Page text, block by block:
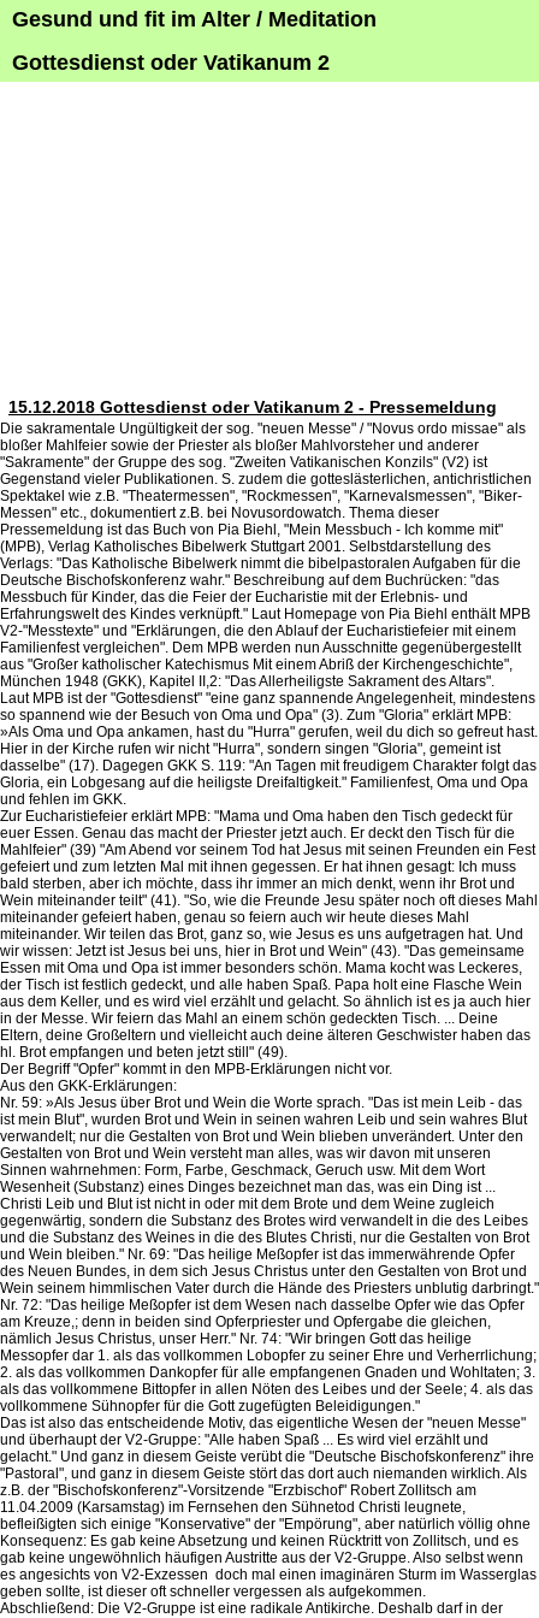
Gesund und fit im Alter / Meditation
Gottesdienst oder Vatikanum 2
15.12.2018 Gottesdienst oder Vatikanum 2 - Pressemeldung
Die sakramentale Ungültigkeit der sog. "neuen Messe" / "Novus ordo missae" als
bloßer Mahlfeier sowie der Priester als bloßer Mahlvorsteher und anderer
"Sakramente" der Gruppe des sog. "Zweiten Vatikanischen Konzils" (V2) ist
Gegenstand vieler Publikationen. S. zudem die gotteslästerlichen, antichristlichen
Spektakel wie z.B. "Theatermessen", "Rockmessen", "Karnevalsmessen", "Biker-
Messen" etc., dokumentiert z.B. bei Novusordowatch. Thema dieser
Pressemeldung ist das Buch von Pia Biehl, "Mein Messbuch - Ich komme mit"
(MPB), Verlag Katholisches Bibelwerk Stuttgart 2001. Selbstdarstellung des
Verlags: "Das Katholische Bibelwerk nimmt die bibelpastoralen Aufgaben für die
Deutsche Bischofskonferenz wahr." Beschreibung auf dem Buchrücken: "das
Messbuch für Kinder, das die Feier der Eucharistie mit der Erlebnis- und
Erfahrungswelt des Kindes verknüpft." Laut Homepage von Pia Biehl enthält MPB
V2-"Messtexte" und "Erklärungen, die den Ablauf der Eucharistiefeier mit einem
Familienfest vergleichen". Dem MPB werden nun Ausschnitte gegenübergestellt
aus "Großer katholischer Katechismus Mit einem Abriß der Kirchengeschichte",
München 1948 (GKK), Kapitel II,2: "Das Allerheiligste Sakrament des Altars".
Laut MPB ist der "Gottesdienst" "eine ganz spannende Angelegenheit, mindestens
so spannend wie der Besuch von Oma und Opa" (3). Zum "Gloria" erklärt MPB:
»Als Oma und Opa ankamen, hast du "Hurra" gerufen, weil du dich so gefreut hast.
Hier in der Kirche rufen wir nicht "Hurra", sondern singen "Gloria", gemeint ist
dasselbe" (17). Dagegen GKK S. 119: "An Tagen mit freudigem Charakter folgt das
Gloria, ein Lobgesang auf die heiligste Dreifaltigkeit." Familienfest, Oma und Opa
und fehlen im GKK.
Zur Eucharistiefeier erklärt MPB: "Mama und Oma haben den Tisch gedeckt für
euer Essen. Genau das macht der Priester jetzt auch. Er deckt den Tisch für die
Mahlfeier" (39) "Am Abend vor seinem Tod hat Jesus mit seinen Freunden ein Fest
gefeiert und zum letzten Mal mit ihnen gegessen. Er hat ihnen gesagt: Ich muss
bald sterben, aber ich möchte, dass ihr immer an mich denkt, wenn ihr Brot und
Wein miteinander teilt" (41). "So, wie die Freunde Jesu später noch oft dieses Mahl
miteinander gefeiert haben, genau so feiern auch wir heute dieses Mahl
miteinander. Wir teilen das Brot, ganz so, wie Jesus es uns aufgetragen hat. Und
wir wissen: Jetzt ist Jesus bei uns, hier in Brot und Wein" (43). "Das gemeinsame
Essen mit Oma und Opa ist immer besonders schön. Mama kocht was Leckeres,
der Tisch ist festlich gedeckt, und alle haben Spaß. Papa holt eine Flasche Wein
aus dem Keller, und es wird viel erzählt und gelacht. So ähnlich ist es ja auch hier
in der Messe. Wir feiern das Mahl an einem schön gedeckten Tisch. ... Deine
Eltern, deine Großeltern und vielleicht auch deine älteren Geschwister haben das
hl. Brot empfangen und beten jetzt still" (49).
Der Begriff "Opfer" kommt in den MPB-Erklärungen nicht vor.
Aus den GKK-Erklärungen:
Nr. 59: »Als Jesus über Brot und Wein die Worte sprach. "Das ist mein Leib - das
ist mein Blut", wurden Brot und Wein in seinen wahren Leib und sein wahres Blut
verwandelt; nur die Gestalten von Brot und Wein blieben unverändert. Unter den
Gestalten von Brot und Wein versteht man alles, was wir davon mit unseren
Sinnen wahrnehmen: Form, Farbe, Geschmack, Geruch usw. Mit dem Wort
Wesenheit (Substanz) eines Dinges bezeichnet man das, was ein Ding ist ...
Christi Leib und Blut ist nicht in oder mit dem Brote und dem Weine zugleich
gegenwärtig, sondern die Substanz des Brotes wird verwandelt in die des Leibes
und die Substanz des Weines in die des Blutes Christi, nur die Gestalten von Brot
und Wein bleiben." Nr. 69: "Das heilige Meßopfer ist das immerwährende Opfer
des Neuen Bundes, in dem sich Jesus Christus unter den Gestalten von Brot und
Wein seinem himmlischen Vater durch die Hände des Priesters unblutig darbringt."
Nr. 72: "Das heilige Meßopfer ist dem Wesen nach dasselbe Opfer wie das Opfer
am Kreuze,; denn in beiden sind Opferpriester und Opfergabe die gleichen,
nämlich Jesus Christus, unser Herr." Nr. 74: "Wir bringen Gott das heilige
Messopfer dar 1. als das vollkommen Lobopfer zu seiner Ehre und Verherrlichung;
2. als das vollkommen Dankopfer für alle empfangenen Gnaden und Wohltaten; 3.
als das vollkommene Bittopfer in allen Nöten des Leibes und der Seele; 4. als das
vollkommene Sühnopfer für die Gott zugefügten Beleidigungen."
Das ist also das entscheidende Motiv, das eigentliche Wesen der "neuen Messe"
und überhaupt der V2-Gruppe: "Alle haben Spaß ... Es wird viel erzählt und
gelacht." Und ganz in diesem Geiste verübt die "Deutsche Bischofskonferenz" ihre
"Pastoral", und ganz in diesem Geiste stört das dort auch niemanden wirklich. Als
z.B. der "Bischofskonferenz"-Vorsitzende "Erzbischof" Robert Zollitsch am
11.04.2009 (Karsamstag) im Fernsehen den Sühnetod Christi leugnete,
befleißigten sich einige "Konservative" der "Empörung", aber natürlich völlig ohne
Konsequenz: Es gab keine Absetzung und keinen Rücktritt von Zollitsch, und es
gab keine ungewöhnlich häufigen Austritte aus der V2-Gruppe. Also selbst wenn
es angesichts von V2-Exzessen doch mal einen imaginären Sturm im Wasserglas
geben sollte, ist dieser oft schneller vergessen als aufgekommen.
Abschließend: Die V2-Gruppe ist eine radikale Antikirche. Deshalb darf in der